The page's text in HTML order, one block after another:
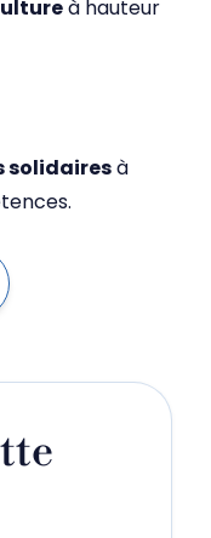
à hauteur
solidairesà